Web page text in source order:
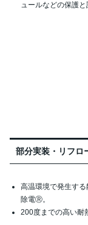
ュールなどの保護と
部分実装・リフロ
高温環境で発生す
除電Ⓡ。
200度までの高い耐